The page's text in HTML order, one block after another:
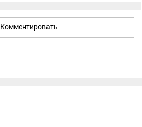
Комментировать